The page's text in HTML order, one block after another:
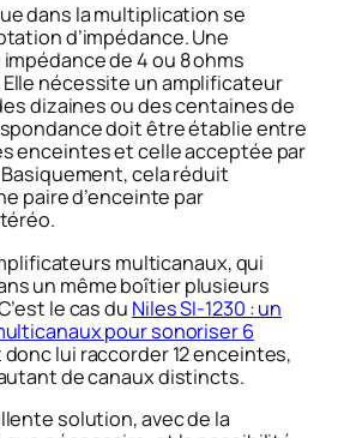
dans la multiplication se
d’impédance. Une
de 4 ou 8 ohms
nécessite un amplificateur
dizaines ou des centaines de
doit être établie entre
enceintes et celle acceptée par
cela réduit
paire d’enceinte par
multicanaux, qui
un même boîtier plusieurs
le cas du Niles SI-1230 : un
pour sonoriser 6
donc lui raccorder 12 enceintes,
de canaux distincts.
solution, avec de la